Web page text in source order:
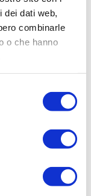
dati web,
combinarle
o che hanno